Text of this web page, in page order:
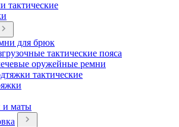
тактические
для брюк
тактические пояса
оружейные ремни
тактические
и маты